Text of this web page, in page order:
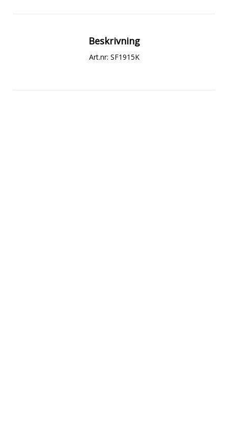
Beskrivning
Art.nr: SF1915K